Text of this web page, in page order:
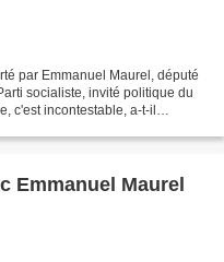
par Emmanuel Maurel, député
socialiste, invité politique du
c'est incontestable, a-t-il
Emmanuel Maurel